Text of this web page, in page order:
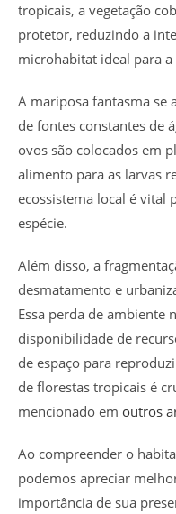
tropicais, a vegetação
protetor, reduzindo a
microhabitat ideal para
A mariposa fantasma se
de fontes constantes de
ovos são colocados em
alimento para as larvas
ecossistema local é vital
espécie.
Além disso, a
desmatamento e
Essa perda de ambiente
disponibilidade de
de espaço para
de florestas tropicais é
mencionado em outros
Ao compreender o
podemos apreciar
importância de sua